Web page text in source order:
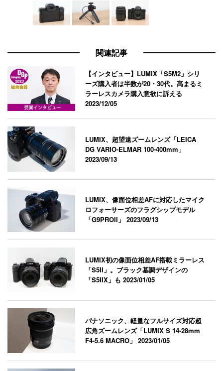
関連記事
【インタビュー】LUMIX「S5M2」シリ
ーズ購入者は半数が20・30代。高まるミ
ラーレスカメラ購入意欲に訴える
2023/12/05
LUMIX、超望遠ズームレンズ「LEICA
DG VARIO-ELMAR 100-400mm」
2023/09/13
LUMIX、像面位相差AFに対応したマイク
ロフォーサーズのフラグシップモデル
「G9PROII」2023/09/13
LUMIX初の像面位相差AF搭載ミラーレス
「S5II」。ブラック基調デザインの
「S5IIX」も2023/01/05
パナソニック、軽量なフルサイズ対応超
広角ズームレンズ「LUMIX S 14-28mm
F4-5.6 MACRO」2023/01/05